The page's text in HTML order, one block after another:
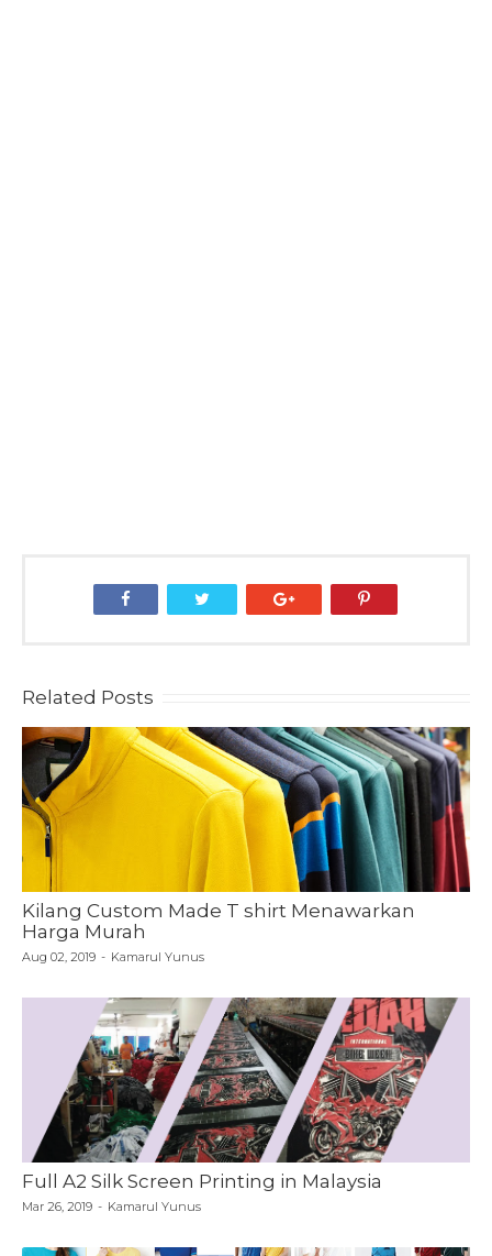
Related Posts
Kilang Custom Made T shirt Menawarkan
Harga Murah
Aug 02, 2019 - Kamarul Yunus
Full A2 Silk Screen Printing in Malaysia
Mar 26, 2019 - Kamarul Yunus